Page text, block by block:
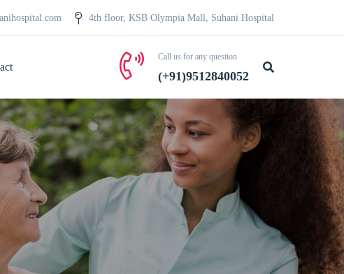
4th floor, KSB Olympia Mall, Suhani Hospital
Call us for any question
(+91)9512840052